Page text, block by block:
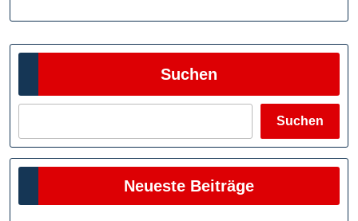
Für
Suchen
Suchen
Neueste Beiträge